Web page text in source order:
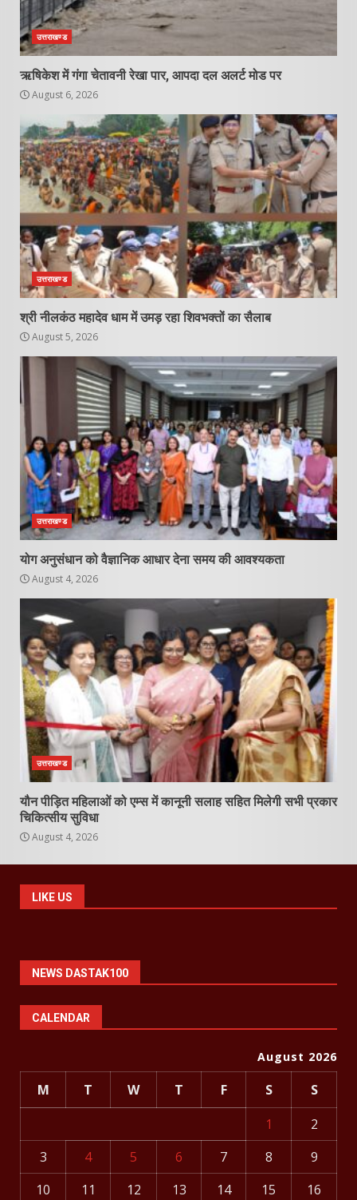
उत्तराखण्ड
ऋषिकेश में गंगा चेतावनी रेखा पार, आपदा दल अलर्ट मोड पर
August 6, 2026
उत्तराखण्ड
श्री नीलकंठ महादेव धाम में उमड़ रहा शिवभक्तों का सैलाब
August 5, 2026
उत्तराखण्ड
योग अनुसंधान को वैज्ञानिक आधार देना समय की आवश्यकता
August 4, 2026
उत्तराखण्ड
यौन पीड़ित महिलाओं को एम्स में कानूनी सलाह सहित मिलेगी सभी प्रकार
चिकित्सीय सुविधा
August 4, 2026
LIKE US
NEWS DASTAK100
CALENDAR
August 2026
M T W T F S
S
1
2
3
4 5 6 7 8
9
10
11 12 13 14 15 16